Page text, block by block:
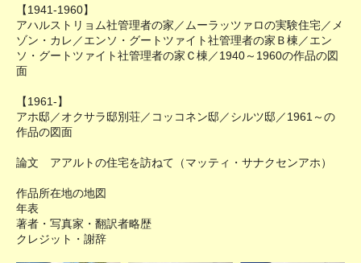
【1941-1960】
アハルストリョム社管理者の家／ムーラッツァロの実験住宅／メ
ゾン・カレ／エンソ・グートツァイト社管理者の家Ｂ棟／エン
ソ・グートツァイト社管理者の家Ｃ棟／1940～1960の作品の図
面
【1961-】
アホ邸／オクサラ邸別荘／コッコネン邸／シルツ邸／1961～の
作品の図面
論文 アアルトの住宅を訪ねて（マッティ・サナクセンアホ）
作品所在地の地図
年表
著者・写真家・翻訳者略歴
クレジット・謝辞